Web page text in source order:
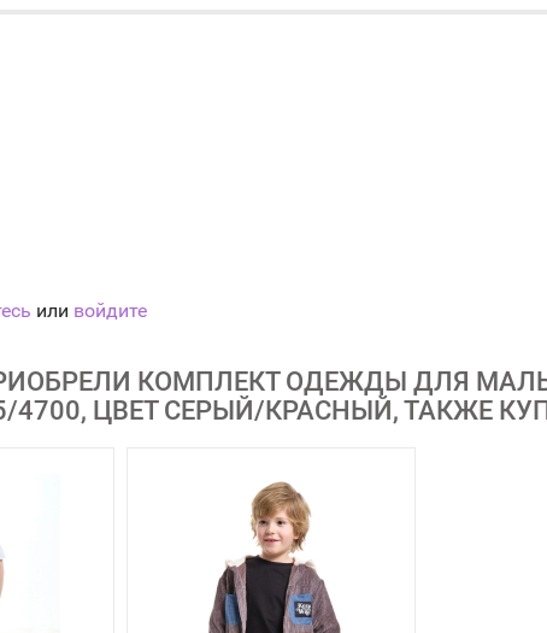
или войдите
КОМПЛЕКТ ОДЕЖДЫ ДЛЯ
4700, ЦВЕТ СЕРЫЙ/КРАСНЫЙ, ТАКЖЕ